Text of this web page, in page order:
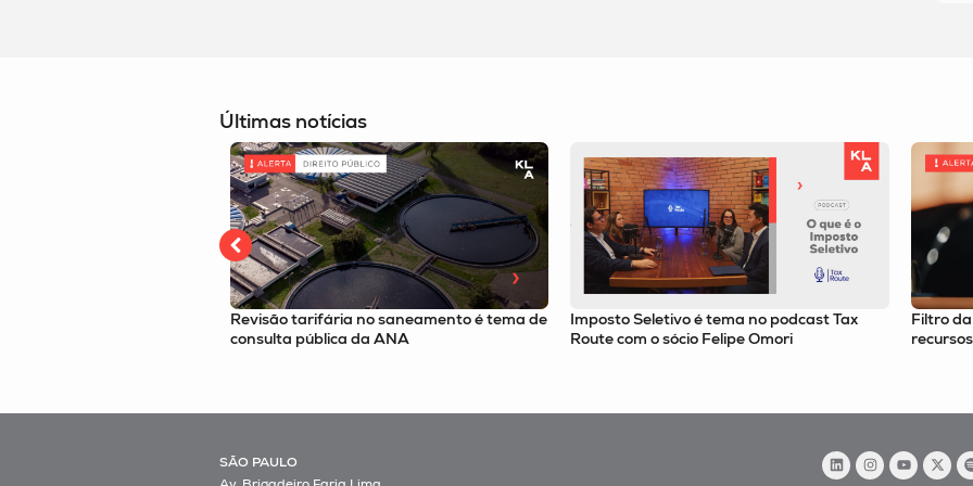
Últimas notícias
Imposto Seletivo é tema no podcast Tax
Route com o sócio Felipe Omori
Filtro da relevância passa a valer para
recursos especiais no STJ
de
SÃO PAULO